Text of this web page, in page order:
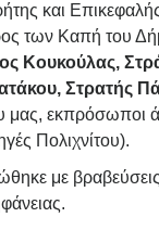
και
των Καπή του
Κουκούλας,
Στρατής
μας, εκπρόσωποι
Πολιχνίτου).
με